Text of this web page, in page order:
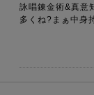
詠唱錬金術&真意
多くね?まぁ中身